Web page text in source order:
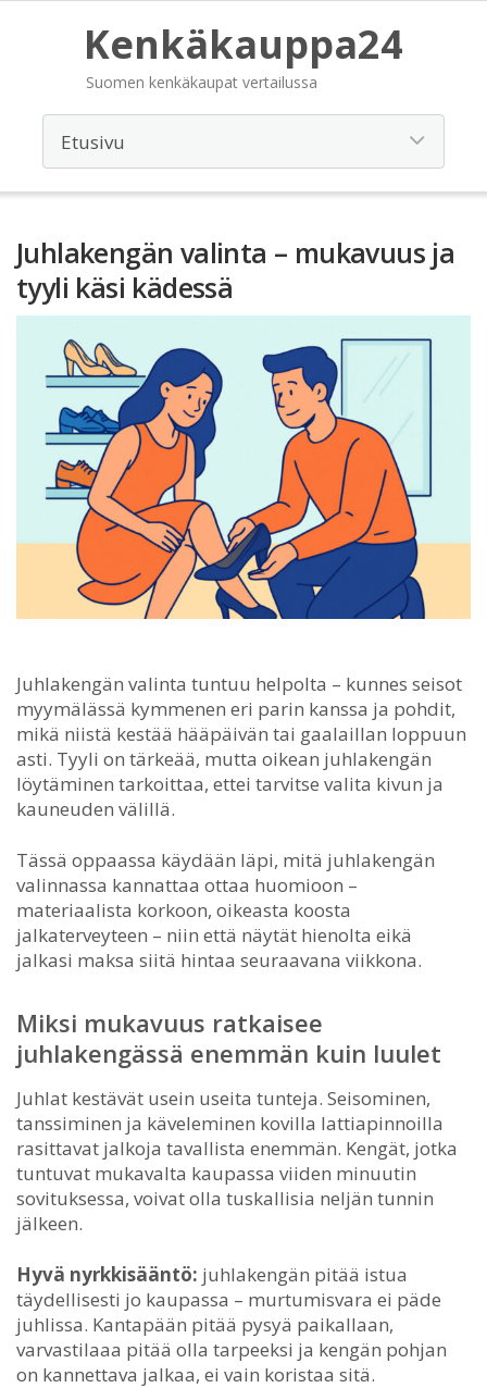
Kenkäkauppa24
Suomen kenkäkaupat vertailussa
Juhlakengän valinta – mukavuus ja
tyyli käsi kädessä
Juhlakengän valinta tuntuu helpolta – kunnes seisot
myymälässä kymmenen eri parin kanssa ja pohdit,
mikä niistä kestää hääpäivän tai gaalaillan loppuun
asti. Tyyli on tärkeää, mutta oikean juhlakengän
löytäminen tarkoittaa, ettei tarvitse valita kivun ja
kauneuden välillä.
Tässä oppaassa käydään läpi, mitä juhlakengän
valinnassa kannattaa ottaa huomioon –
materiaalista korkoon, oikeasta koosta
jalkaterveyteen – niin että näytät hienolta eikä
jalkasi maksa siitä hintaa seuraavana viikkona.
Miksi mukavuus ratkaisee
juhlakengässä enemmän kuin luulet
Juhlat kestävät usein useita tunteja. Seisominen,
tanssiminen ja käveleminen kovilla lattiapinnoilla
rasittavat jalkoja tavallista enemmän. Kengät, jotka
tuntuvat mukavalta kaupassa viiden minuutin
sovituksessa, voivat olla tuskallisia neljän tunnin
jälkeen.
Hyvä nyrkkisääntö: juhlakengän pitää istua
täydellisesti jo kaupassa – murtumisvara ei päde
juhlissa. Kantapään pitää pysyä paikallaan,
varvastilaaa pitää olla tarpeeksi ja kengän pohjan
on kannettava jalkaa, ei vain koristaa sitä.